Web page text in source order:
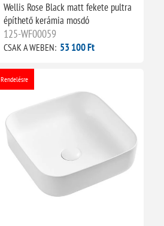
Wellis Rose Black matt fekete pultra
építhető kerámia mosdó
125-WF00059
CSAK A WEBEN: 53 100 Ft
Rendelésre